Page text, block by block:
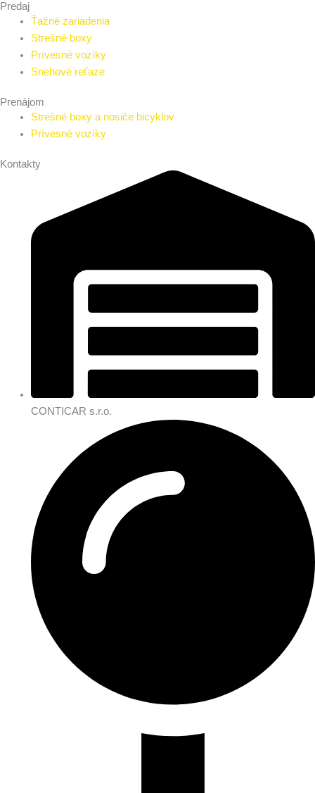
Predaj
Ťažné zariadenia
Strešné boxy
Prívesné vozíky
Snehové reťaze
Prenájom
Strešné boxy a nosiče bicyklov
Prívesné vozíky
Kontakty
CONTICAR s.r.o.